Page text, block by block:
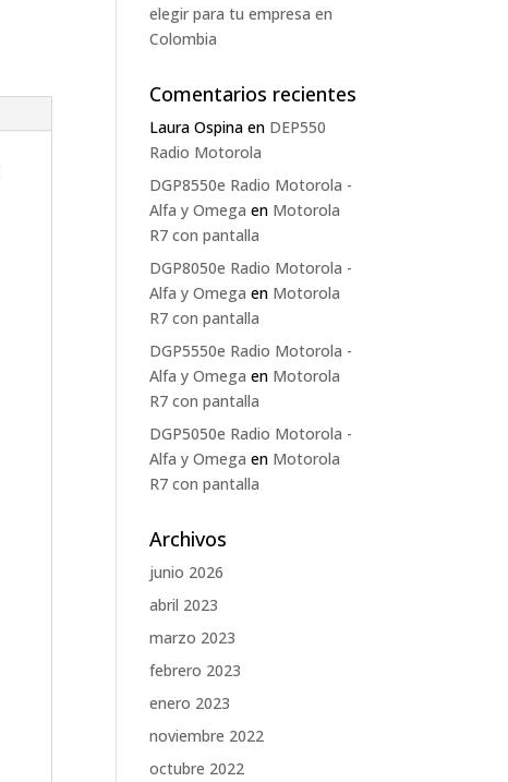
elegir para tu empresa en
Colombia
Comentarios recientes
Laura Ospina en DEP550
Radio Motorola
DGP8550e Radio Motorola -
Alfa y Omega en Motorola
R7 con pantalla
DGP8050e Radio Motorola -
Alfa y Omega en Motorola
R7 con pantalla
DGP5550e Radio Motorola -
Alfa y Omega en Motorola
R7 con pantalla
DGP5050e Radio Motorola -
Alfa y Omega en Motorola
R7 con pantalla
Archivos
junio 2026
abril 2023
marzo 2023
febrero 2023
enero 2023
noviembre 2022
octubre 2022